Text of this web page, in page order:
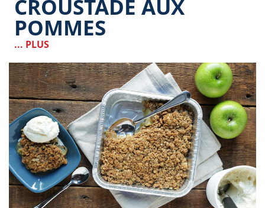
CROUSTADE AUX
POMMES
... PLUS